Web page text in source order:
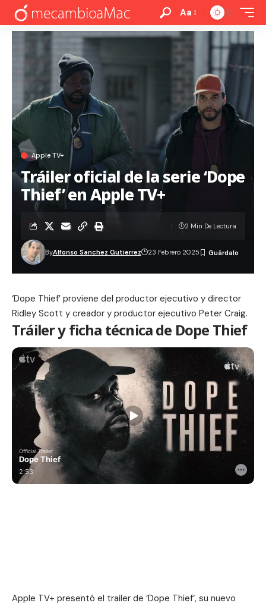
Aa
Apple TV+
Tráiler oficial de la serie ‘Dope
Thief’ en Apple TV+
ByAlfonso Sanchez Gutierrez 23 Febrero 2025
2 Min De Lectura
‘Dope Thief’ proviene del productor ejecutivo y director
Ridley Scott y creador y productor ejecutivo Peter Craig.
Tráiler y ficha técnica de Dope Thief
Apple TV+ presentó el trailer de ‘Dope Thief‘, su nuevo